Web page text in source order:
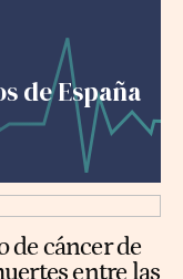
de España
de cáncer de
entre las